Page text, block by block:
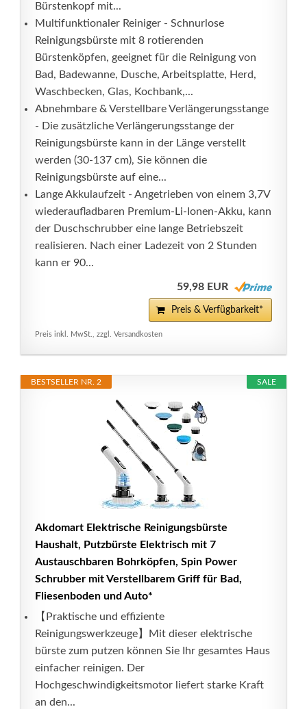
Bürstenkopf mit...
Multifunktionaler Reiniger - Schnurlose
Reinigungsbürste mit 8 rotierenden
Bürstenköpfen, geeignet für die Reinigung von
Bad, Badewanne, Dusche, Arbeitsplatte, Herd,
Waschbecken, Glas, Kochbank,...
Abnehmbare & Verstellbare Verlängerungsstange
- Die zusätzliche Verlängerungsstange der
Reinigungsbürste kann in der Länge verstellt
werden (30-137 cm), Sie können die
Reinigungsbürste auf eine...
Lange Akkulaufzeit - Angetrieben von einem 3,7V
wiederaufladbaren Premium-Li-Ionen-Akku, kann
der Duschschrubber eine lange Betriebszeit
realisieren. Nach einer Ladezeit von 2 Stunden
kann er 90...
59,98 EUR
Preis & Verfügbarkeit*
Preis inkl. MwSt., zzgl. Versandkosten
SALE
BESTSELLER NR. 2
Akdomart Elektrische Reinigungsbürste
Haushalt, Putzbürste Elektrisch mit 7
Austauschbaren Bohrköpfen, Spin Power
Schrubber mit Verstellbarem Griff für Bad,
Fliesenboden und Auto*
【Praktische und effiziente
Reinigungswerkzeuge】Mit dieser elektrische
bürste zum putzen können Sie Ihr gesamtes Haus
einfacher reinigen. Der
Hochgeschwindigkeitsmotor liefert starke Kraft
an den...